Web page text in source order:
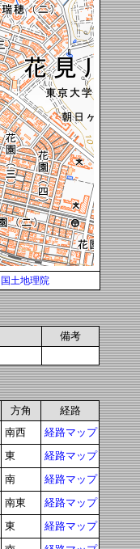
国土地理院
備考
方角
経路
南西
経路マップ
東
経路マップ
南
経路マップ
南東
経路マップ
東
経路マップ